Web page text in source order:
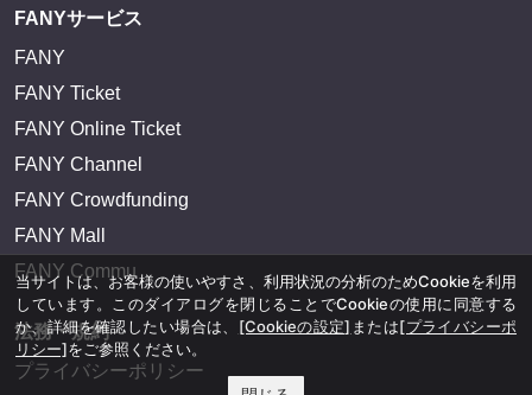
FANYサービス
FANY
FANY Ticket
FANY Online Ticket
FANY Channel
FANY Crowdfunding
FANY Mall
FANY Commu
法務・規約
プライバシーポリシー
当サイトは、お客様の使いやすさ、利用状況の分析のためCookieを利用
しています。このダイアログを閉じることでCookieの使用に同意する
か、詳細を確認したい場合は、 [Cookieの設定] または[プライバシーポ
リシー]をご参照ください。